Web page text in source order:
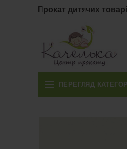
Прокат дитячих
ПЕРЕГЛЯД